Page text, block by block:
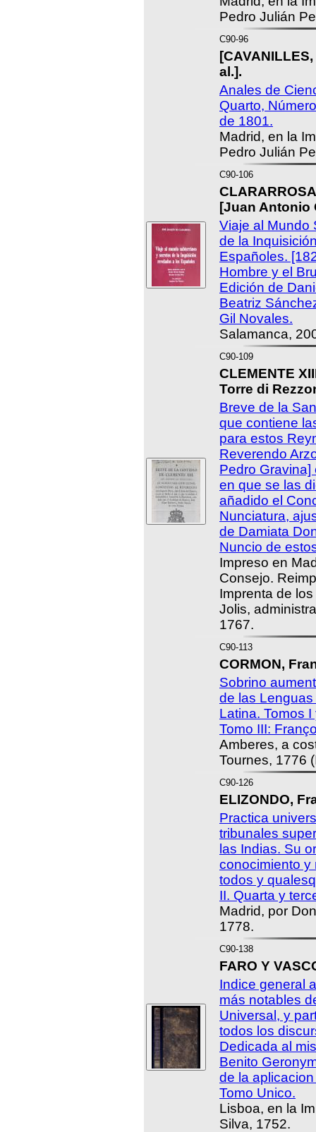
Pedro Julián
C90-96
al.].
Anales de
Quarto,
de 1801.
Madrid, en la
Pedro Julián
C90-106
[Juan Antonio
Viaje al Mundo
de la
Españoles.
Hombre y el
Edición de
Beatriz
Gil Novales.
Salamanca,
C90-109
CLEMENTE
Torre di
Breve de la
que contiene
para estos
Reverendo
Pedro Gravina]
en que se las
añadido el
Nunciatura,
de Damiata
Nuncio de
Impreso en
Consejo.
Imprenta de
Jolis,
1767.
C90-113
CORMON,
Sobrino
de las
Latina. Tomos
Tomo III:
Amberes, a
Tournes, 1776
C90-126
ELIZONDO,
Practica
tribunales
las Indias. Su
conocimiento y
todos y
II. Quarta y
Madrid, por
1778.
C90-138
FARO Y
Indice general
más notables
Universal, y
todos los
Dedicada al
Benito
de la
Tomo Unico.
Lisboa, en la
Silva, 1752.